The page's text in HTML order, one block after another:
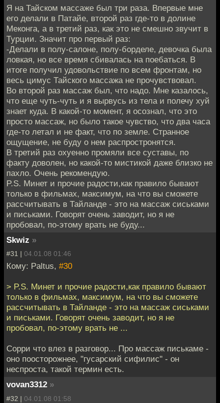
Я на Тайском массаже был три раза. Впервые мне
его делали в Патайе, второй раз где-то в долине
Меконга, а в третий раз, как это не смешно звучит в
Турции. Значит про первый раз:
-Делали в полу-салоне, полу-борделе, девочка была
ловкая, но все время сбивалась на поебаться. В
итоге получил удовольствие по всем фронтам, но
весь цимус Тайского массажа не прочувствовал.
Во второй раз массаж был, что надо. Мне казалось,
что еще чуть-чуть и я вырвусь из тела и полечу хуй
знает куда. В какой-то момент, я осознал, что это
просто массаж, но было такое чувство, что два часа
где-то летал и не факт, что по земле. Странное
ощущение, не буду о нем распростронятся.
В третий раз охуенно промяли все суставы, по
факту доволен, но какой-то мистикой даже близко не
пахло. Очень рекомендую.
P.S. Минет и прочие радости,как правило бывают
только в фильмах, максимум, на что вы сможете
рассчитывать в Тайланде - это на массаж сиськами
и письками. Говорят очень заводит, но я не
пробовал, по-этому врать не буду...
Skwiz »
#31 | 04.01.08 01:46
Кому: Paltus, #30
> P.S. Минет и прочие радости,как правило бывают
только в фильмах, максимум, на что вы сможете
рассчитывать в Тайланде - это на массаж сиськами
и письками. Говорят очень заводит, но я не
пробовал, по-этому врать не ...
Сорри что влез в разговор... Про массаж писькаме -
оно поосторожнее, "гусарский сифилис" - он
неспроста, такой термин есть.
vovan3312 »
#32 | 04.01.08 01:58